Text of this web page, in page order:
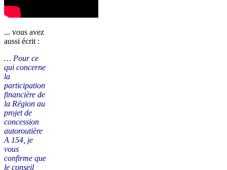
... vous avez
aussi écrit :
… Pour ce
qui concerne
la
participation
financière de
la Région au
projet de
concession
autoroutière
A 154, je
vous
confirme que
le conseil